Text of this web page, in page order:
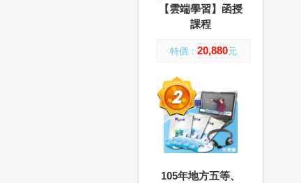
【雲端學習】函授
課程
特價： 20,880元
105年地方五等、